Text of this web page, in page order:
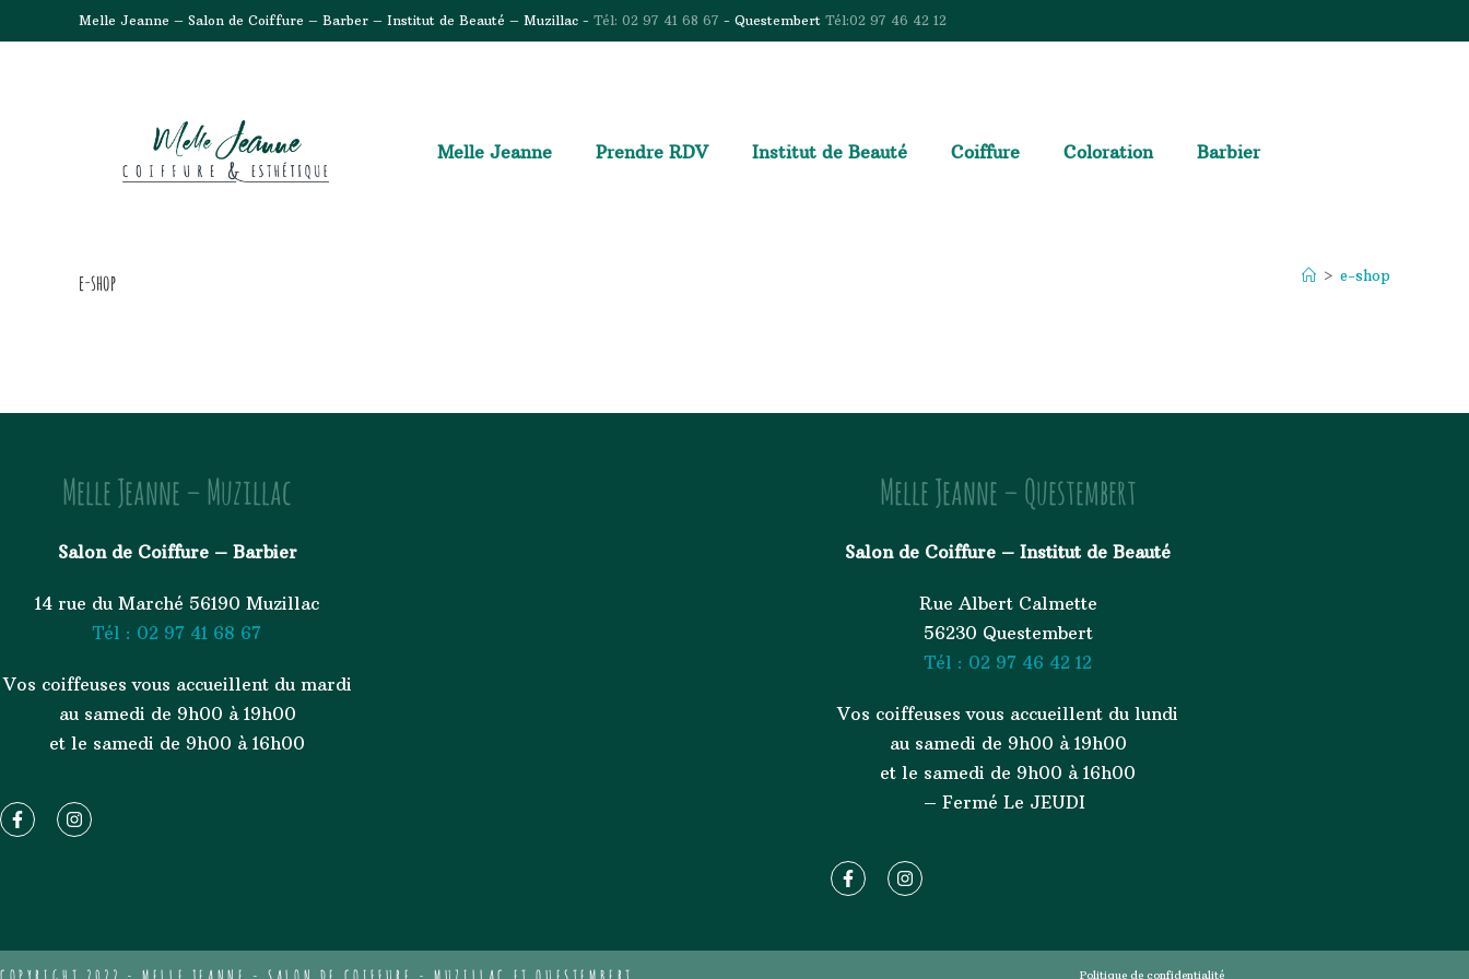
Melle Jeanne – Salon de Coiffure – Barber – Institut de Beauté – Muzillac - Tél: 02 97 41 68 67 - Questembert Tél:02 97 46 42 12
Melle Jeanne Prendre RDV Institut de Beauté Coiffure Coloration Barbier
e-shop > e-shop
Melle Jeanne – Muzillac
Salon de Coiffure – Barbier
14 rue du Marché 56190 Muzillac
Tél : 02 97 41 68 67
Vos coiffeuses vous accueillent du mardi
au samedi de 9h00 à 19h00
et le samedi de 9h00 à 16h00
Melle Jeanne – Questembert
Salon de Coiffure – Institut de Beauté
Rue Albert Calmette
56230 Questembert
Tél : 02 97 46 42 12
Vos coiffeuses vous accueillent du lundi
au samedi de 9h00 à 19h00
et le samedi de 9h00 à 16h00
– Fermé Le JEUDI
Politique de confidentialité